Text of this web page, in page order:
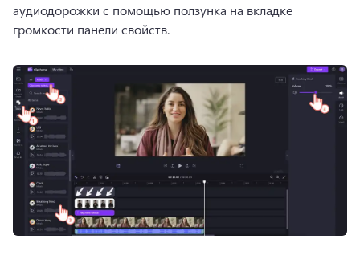
аудиодорожки с помощью ползунка на вкладке
громкости панели свойств.